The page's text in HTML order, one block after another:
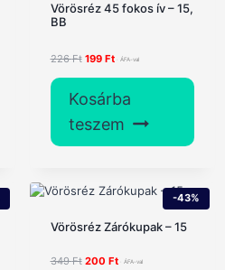
Vörösréz 45 fokos ív – 15,
BB
226Ft Original
226 Ft.
199 FtCurrent
199 Ft.
Kosárba
teszem
-43%
Vörösréz Zárókupak – 15
349Ft Original
200 FtCurrent